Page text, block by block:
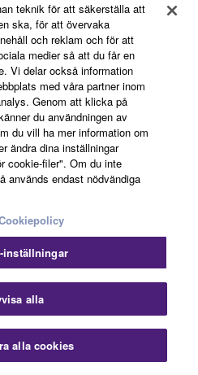
L-2C
Keyboardstativ
FC5
teknik för att säkerställa att
ska, för att övervaka
och reklam och för att
medier så att du får en
Vi delar också information
med våra partner inom
Genom att klicka på
du användningen av
du vill ha mer information om
ändra dina inställningar
cookie-filer". Om du inte
används endast nödvändiga
inställningar
alla
alla cookies